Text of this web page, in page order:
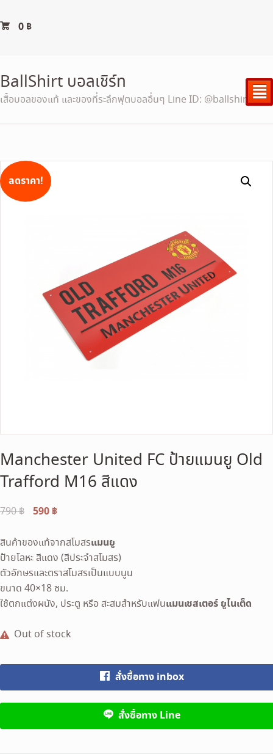
0 ฿
BallShirt บอลเชิร์ท
เสื้อบอลของแท้ และของที่ระลึกฟุตบอลอื่นๆ Line ID: @ballshirt²
ลดราคา!
Manchester United FC ป้ายแมนยู Old
Trafford M16 สีแดง
790฿
Original
was:
790 ฿.
590 ฿Current
is:
590 ฿.
สินค้าของแท้จากสโมสรแมนยู
ป้ายโลหะ สีแดง (สีประจำสโมสร)
ตัวอักษรและตราสโมสรเป็นแบบนูน
ขนาด 40×18 ซม.
ใช้ตกแต่งผนัง, ประตู หรือ สะสมสำหรับแฟนแมนเชสเตอร์ ยูไนเต็ด
Out of stock
สั่งซื้อทาง inbox
สั่งซื้อทาง Line